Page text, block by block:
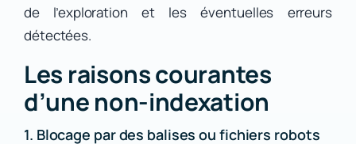
de l’exploration et les éventuelles erreurs
détectées.
Les raisons courantes
d’une non-indexation
1. Blocage par des balises ou fichiers robots